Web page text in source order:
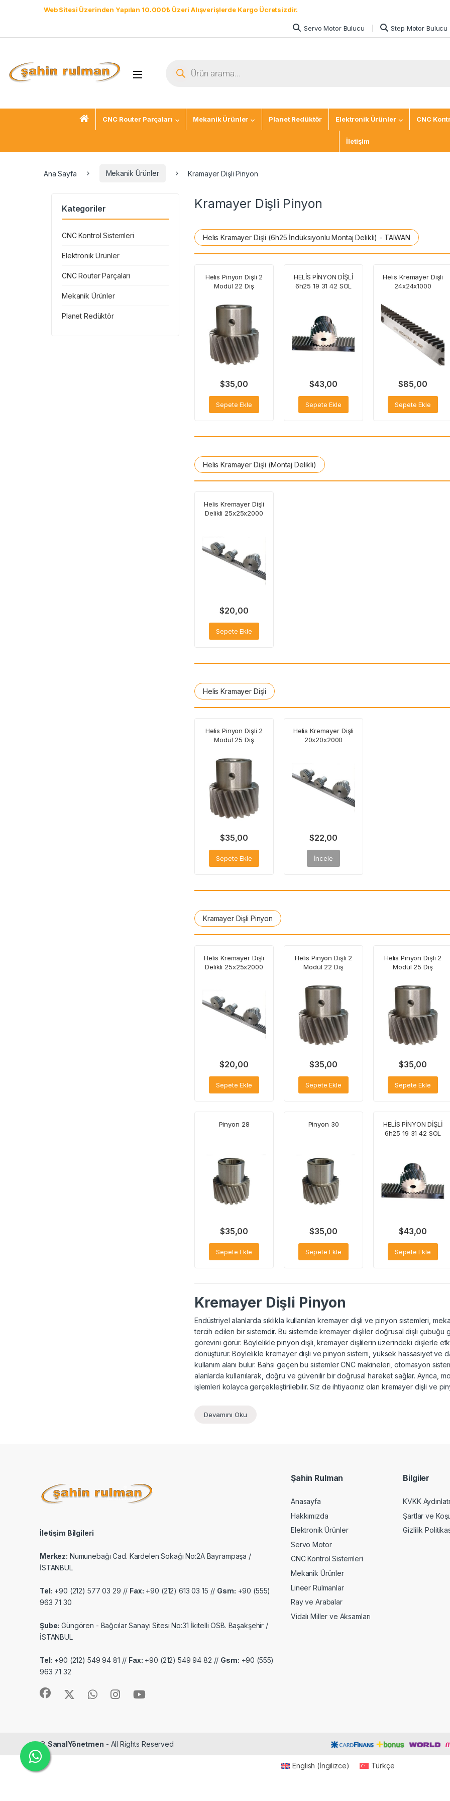
Web Sitesi Üzerinden Yapılan 10.000₺ Üzeri Alışverişlerde Kargo Ücretsizdir.
Servo Motor Bulucu Step Motor Bulucu
CNC Router Parçaları Mekanik Ürünler Planet Redüktör Elektronik Ürünler CNC
İletişim
Ana Sayfa Mekanik Ürünler Kramayer Dişli Pinyon
Kramayer Dişli Pinyon
Helis Kramayer Dişli (6h25 İndüksiyonlu Montaj Delikli) - TAIWAN
Helis Pinyon Dişli 2
Modül 22 Diş
$35,00
Sepete Ekle
HELİS PİNYON DİŞLİ
6h25 19 31 42 SOL
$43,00
Sepete Ekle
Helis Kremayer Dişli
24x24x1000
$85,00
Sepete Ekle
Helis Kramayer Dişli (Montaj Delikli)
Helis Kremayer Dişli
Delikli 25x25x2000
$20,00
Sepete Ekle
Helis Kramayer Dişli
Helis Pinyon Dişli 2
Modül 25 Diş
$35,00
Sepete Ekle
Helis Kremayer Dişli
20x20x2000
$22,00
İncele
Kramayer Dişli Pinyon
Helis Kremayer Dişli
Delikli 25x25x2000
$20,00
Sepete Ekle
Helis Pinyon Dişli 2
Modül 22 Diş
$35,00
Sepete Ekle
Helis Pinyon Dişli 2
Modül 25 Diş
$35,00
Sepete Ekle
Pinyon 28
$35,00
Sepete Ekle
Pinyon 30
$35,00
Sepete Ekle
HELİS PİNYON DİŞLİ
6h25 19 31 42 SOL
$43,00
Sepete Ekle
Kremayer Dişli Pinyon
Endüstriyel alanlarda sıklıkla kullanılan kremayer dişli ve pinyon sistemleri,
tercih edilen bir sistemdir. Bu sistemde kremayer dişliler doğrusal dişli
görevini görür. Böylelikle pinyon dişli, kremayer dişlilerin üzerindeki dişlerle
dönüştürür. Böylelikle kremayer dişli ve pinyon sistemi, yüksek hassasiyet ve
kullanım alanı bulur. Bahsi geçen bu sistemler CNC makineleri, otomasyon
alanlarda kullanılarak, doğru ve güvenilir bir doğrusal hareket sağlar. Ayrıca,
işlemleri kolayca gerçekleştirilebilir. Siz de ihtiyacınız olan kremayer dişli ve
Devamını Oku
Kategoriler
CNC Kontrol Sistemleri
Elektronik Ürünler
CNC Router Parçaları
Mekanik Ürünler
Planet Redüktör
İletişim Bilgileri
Merkez: Numunebağı Cad. Kardelen Sokağı No:2A Bayrampaşa /
İSTANBUL
Tel: +90 (212) 577 03 29 // Fax: +90 (212) 613 03 15 // Gsm: +90 (555)
963 71 30
Şube: Güngören - Bağcılar Sanayi Sitesi No:31 İkitelli OSB. Başakşehir /
İSTANBUL
Tel: +90 (212) 549 94 81 // Fax: +90 (212) 549 94 82 // Gsm: +90 (555)
963 71 32
Şahin Rulman
Anasayfa
Hakkımızda
Elektronik Ürünler
Servo Motor
CNC Kontrol Sistemleri
Mekanik Ürünler
Lineer Rulmanlar
Ray ve Arabalar
Vidalı Miller ve Aksamları
Bilgiler
KVKK
Şartlar ve
Gizlilik
©SanalYönetmen - All Rights Reserved
English (İngilizce) Türkçe